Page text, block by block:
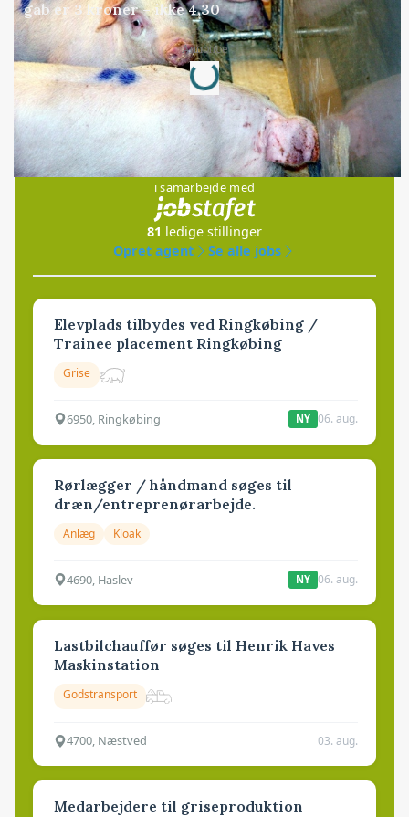
gab er 3 kroner – ikke 4,30
Annonce
Loading...
Jobs
i samarbejde med
81 ledige stillinger
Opret agent
Se alle jobs
Elevplads tilbydes ved Ringkøbing /
Trainee placement Ringkøbing
Grise
6950, Ringkøbing NY 06. aug.
Rørlægger / håndmand søges til
dræn/entreprenørarbejde.
Anlæg Kloak
4690, Haslev NY 06. aug.
Lastbilchauffør søges til Henrik Haves
Maskinstation
Godstransport
4700, Næstved 03. aug.
Medarbejdere til griseproduktion